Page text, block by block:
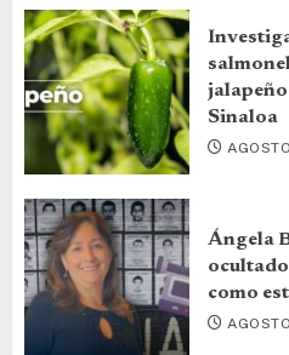
Sinaloa
Ángela
como